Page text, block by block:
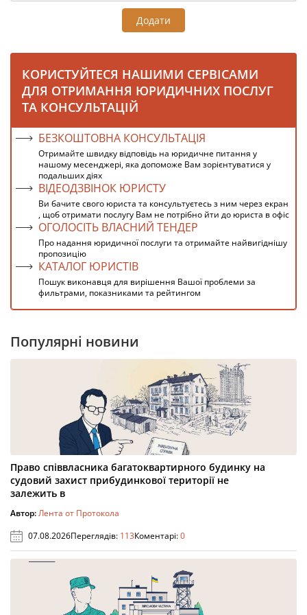
Додати
КОРИСТУЙТЕСЯ НАШИМИ СЕРВІСАМИ
ДЛЯ ОТРИМАННЯ ЮРИДИЧНИХ ПОСЛУГ
ТА КОНСУЛЬТАЦІЙ
БЕЗКОШТОВНА КОНСУЛЬТАЦІЯ
Отримайте швидку відповідь на юридичне питання у
нашому месенджері, яка допоможе Вам зорієнтуватися у
подальших діях
ВІДЕОДЗВІНОК ЮРИСТУ
Ви бачите свого юриста та консультуєтесь з ним через екран
, щоб отримати послугу Вам не потрібно йти до юриста в офіс
ОГОЛОСІТЬ ВЛАСНИЙ ТЕНДЕР
Про надання юридичної послуги та отримайте найвигіднішу
пропозицію
КАТАЛОГ ЮРИСТІВ
Пошук виконавця для вирішення Вашої проблеми за
фильтрами, показниками та рейтингом
Популярні новини
Право співвласника багатоквартирного будинку на
судовий захист прибудинкової території не
залежить в
Автор:Лента от Протокола
07.08.2026Переглядів: 113Коментарі:0